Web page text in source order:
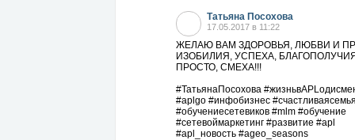
Татьяна Посохова
17.05.2017 в 11:22
ЖЕЛАЮ ВАМ ЗДОРОВЬЯ, ЛЮБВИ И
ИЗОБИЛИЯ, УСПЕХА,
ПРОСТО, СМЕХА!!!
#ТатьянаПосохова
#aplgo #инфобизнеc
#обучениесетевиков #mlm #обучение
#сетевоймаркетинг #развитие #apl
#apl_новость #ageo_seasons